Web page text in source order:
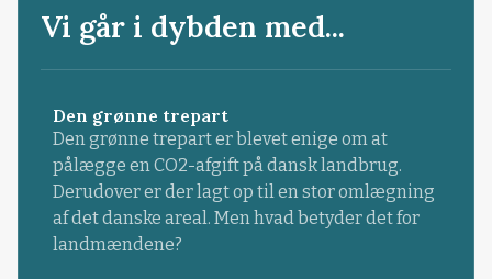
Vi går i dybden med...
Den grønne trepart
Den grønne trepart er blevet enige om at
pålægge en CO2-afgift på dansk landbrug.
Derudover er der lagt op til en stor omlægning
af det danske areal. Men hvad betyder det for
landmændene?